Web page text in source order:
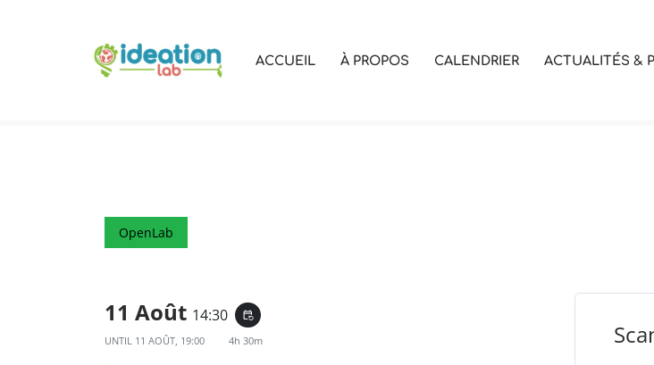
ACCUEIL À PROPOS CALENDRIER ACTUALITÉS &
OpenLab
11 Août 14:30 event_repeat
UNTIL 11 AOÛT, 19:00 4h 30m